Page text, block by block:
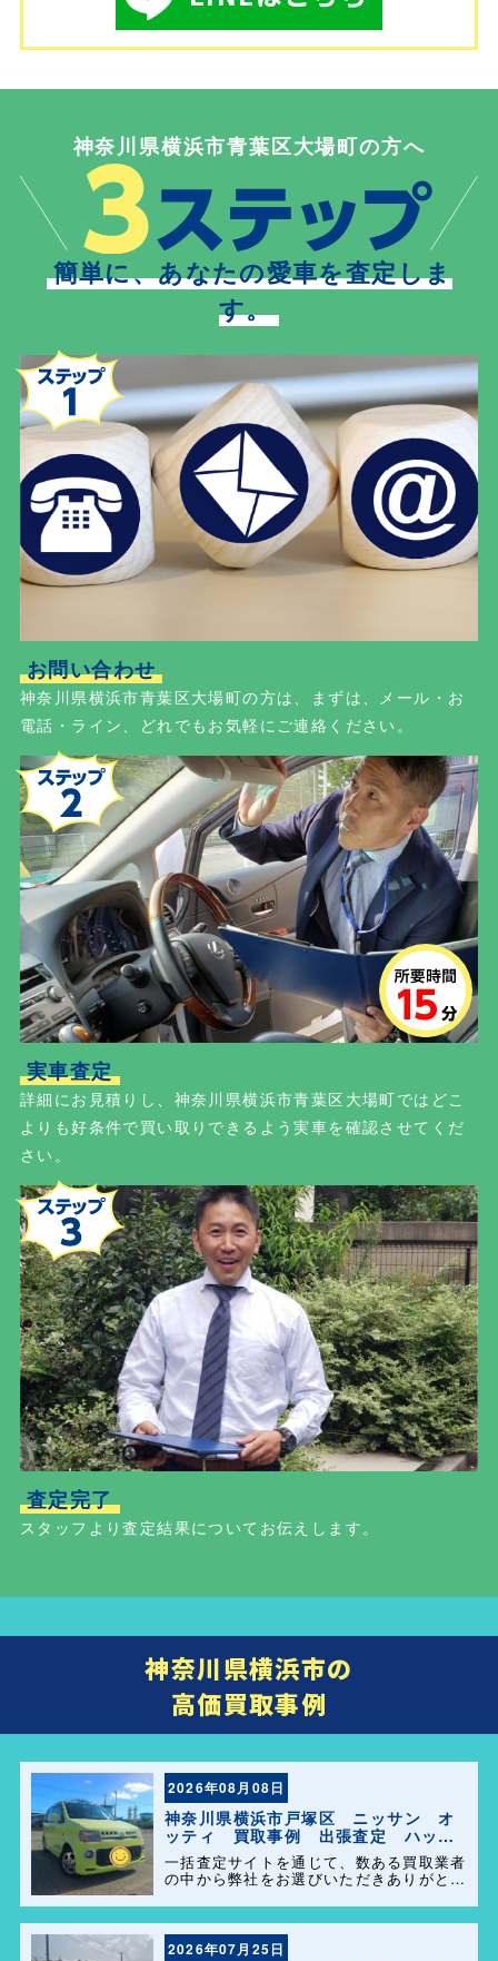
神奈川県横浜市青葉区大場町の方へ
簡単に、あなたの愛車を査定しま
す。
お問い合わせ
神奈川県横浜市青葉区大場町の方は、まずは、メール・お
電話・ライン、どれでもお気軽にご連絡ください。
実車査定
詳細にお見積りし、神奈川県横浜市青葉区大場町ではどこ
よりも好条件で買い取りできるよう実車を確認させてくだ
さい。
査定完了
スタッフより査定結果についてお伝えします。
神奈川県横浜市の
高価買取事例
2026年08月08日
神奈川県横浜市戸塚区 ニッサン オ
ッティ 買取事例 出張査定 ハッピ
ーカーズ港南店！
一括査定サイトを通じて、数ある買取業者
の中から弊社をお選びいただきありがとう
中古車査定・高価買取はお任せください。
地域密着だからこそのスピード対応と安心
感を大切にしています。
2026年07月25日